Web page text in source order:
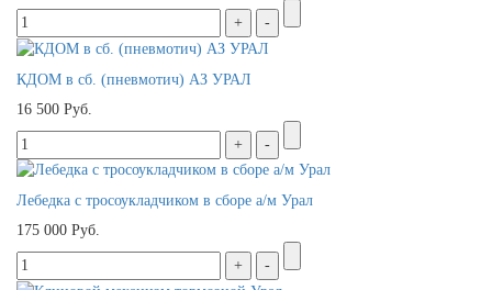
КДОМ в сб. (пневмотич) АЗ УРАЛ
16 500 Руб.
Лебедка с тросоукладчиком в сборе а/м Урал
175 000 Руб.